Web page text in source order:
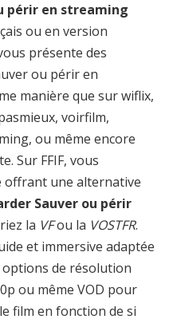
périr en streaming
ou en version
présente des
ou périr en
manière que sur wiflix,
voirfilm,
ou même encore
Sur FFIF, vous
offrant une alternative
Sauver ou périr
la VFou la VOSTFR.
et immersive adaptée
options de résolution
ou même VOD pour
film en fonction de si